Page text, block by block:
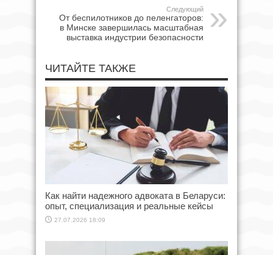
Следующий
От беспилотников до пеленгаторов:
в Минске завершилась масштабная
выставка индустрии безопасности
ЧИТАЙТЕ ТАКЖЕ
Как найти надежного адвоката в Беларуси:
опыт, специализация и реальные кейсы
27.07.2026 18:09